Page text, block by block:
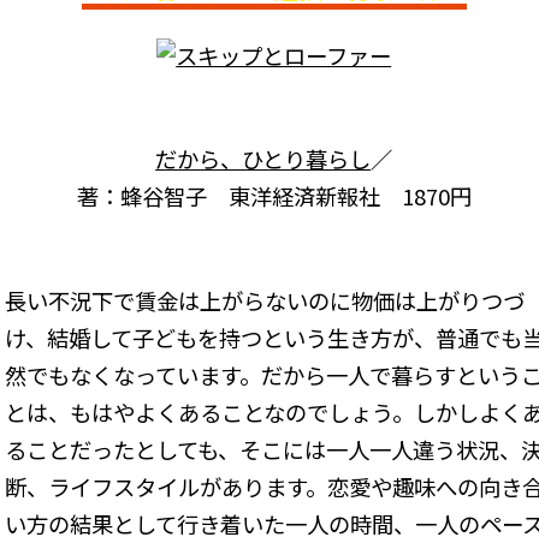
だから、ひとり暮らし／
著：蜂谷智子 東洋経済新報社 1870円
長い不況下で賃金は上がらないのに物価は上がりつづ
け、結婚して子どもを持つという生き方が、普通でも
然でもなくなっています。だから一人で暮らすという
とは、もはやよくあることなのでしょう。しかしよく
ることだったとしても、そこには一人一人違う状況、
断、ライフスタイルがあります。恋愛や趣味への向き
い方の結果として行き着いた一人の時間、一人のペー